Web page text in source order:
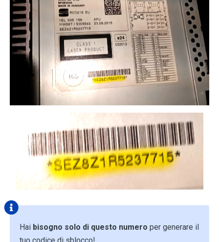
Hai bisogno solo di questo numero per generare il